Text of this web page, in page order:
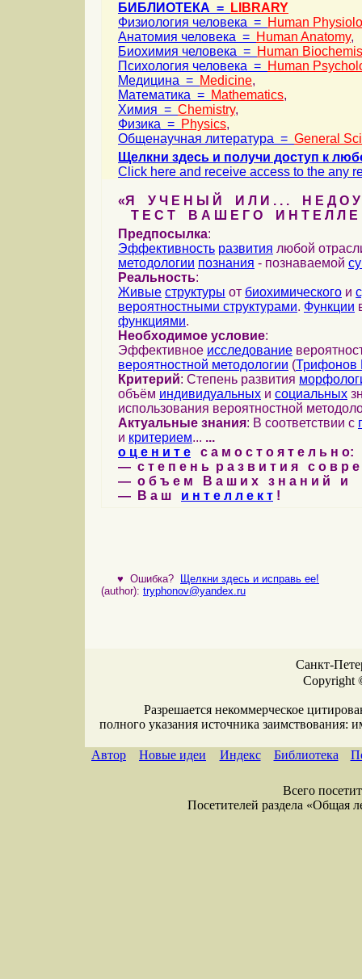
БИБЛИОТЕКА =
LIBRARY
Физиология человека = Human
Анатомия человека = Human Anatomy,
Биохимия человека = Human
Психология человека = Human
Медицина = Medicine,
Математика = Mathematics,
Химия = Chemistry,
Физика = Physics,
Общенаучная литература = General
Щелкни здесь и получи доступ к
Click here and receive access to the any
«Я У Ч Е Н Ы Й И Л И . . . Н Е Д О У
Т Е С Т В А Ш Е Г О И Н Т Е Л Л Е
Предпосылка:
Эффективность развития любой
методологии познания - познаваемой
Реальность:
Живые структуры от биохимического и
вероятностными структурами. Функции
функциями.
Необходимое условие:
Эффективное исследование
вероятностной методологии (Трифонов
Критерий: Степень развития
объём индивидуальных и социальных
использования вероятностной
Актуальные знания: В соответствии с
и критерием... ...
о ц е н и т е с а м о с т о я т е л ь н о:
— с т е п е н ь р а з в и т и я с о в р
— о б ъ е м В а ш и х з н а н и й и
— В а ш и н т е л л е к т !
♥ Ошибка?
Щелкни здесь и исправь ее!
(author): tryphonov@yandex.ru
Санкт-
Copyright
Разрешается некоммерческое
полного указания источника заимствования:
Автор Новые идеи Индекс Библиотека
Всего
Посетителей раздела «Общая